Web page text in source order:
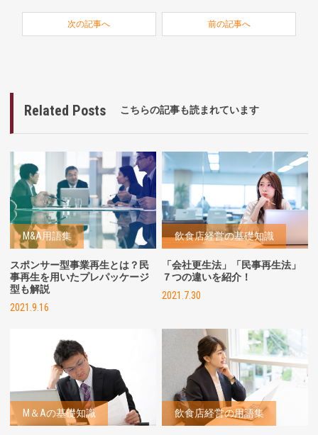
次の記事へ 前の記事へ
Related Posts こちらの記事も読まれています
M&A用語集
スポンサー型事業再生とは？民
事再生を用いたプレパッケージ
型も解説
2021.9.16
飲食店経営の基礎知識
「会社更生法」「民事再生法」
７つの違いを紹介！
2021.7.30
M＆Aの基礎知識 飲食店経営の用語集